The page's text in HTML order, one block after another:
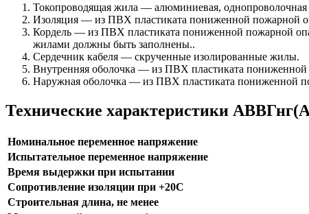
Токопроводящая жила — алюминиевая,
Изоляция — из ПВХ пластиката пониженной пожарной
Кордель — из ПВХ пластиката пониженной пожарной
жилами должны быть заполнены..
Сердечник кабеля — скрученные изолированные жилы.
Внутренняя оболочка — из ПВХ пластиката пониженной
Наружная оболочка — из ПВХ пластиката пониженной
Технические характеристики
Номинальное переменное напряжение
Испытательное переменное напряжение
Время выдержки при испытании
Сопротивление изоляции при +20С
Строительная длина, не менее